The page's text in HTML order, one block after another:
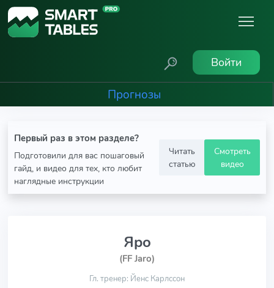
Войти
Прогнозы
Первый раз в этом разделе?
Подготовили для вас пошаговый
гайд, и видео для тех, кто любит
наглядные инструкции
Читать
статью
Смотреть
видео
Яро
(FF Jaro)
Гл. тренер: Йенс Карлссон